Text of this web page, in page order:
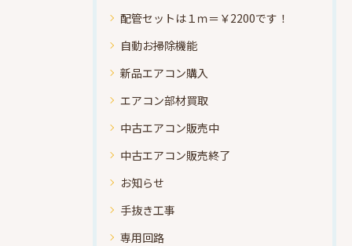
配管セットは１ｍ＝￥2200です！
自動お掃除機能
新品エアコン購入
エアコン部材買取
中古エアコン販売中
中古エアコン販売終了
お知らせ
手抜き工事
専用回路